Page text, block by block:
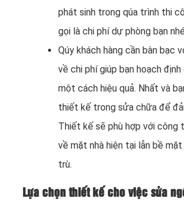
phát sinh trong qúa trình thi
gọi là chi phí dự phòng bạn nhé
Qúy khách hàng cần bàn bạc
về chi phí giúp bạn hoạch
một cách hiệu quả. Nhất và
thiết kế trong sửa chữa để
Thiết kế sẽ phù hợp với công
về mặt nhà hiện tại lẫn bề
trù.
Lựa chọn thiết kế cho việc sửa